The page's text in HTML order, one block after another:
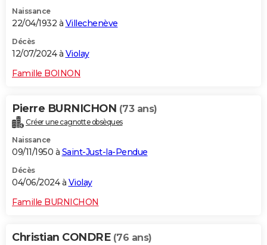
Naissance
22/04/1932 à Villechenève
Décès
12/07/2024 à Violay
Famille BOINON
Pierre BURNICHON (73 ans)
Créer une cagnotte obsèques
Naissance
09/11/1950 à Saint-Just-la-Pendue
Décès
04/06/2024 à Violay
Famille BURNICHON
Christian CONDRE (76 ans)